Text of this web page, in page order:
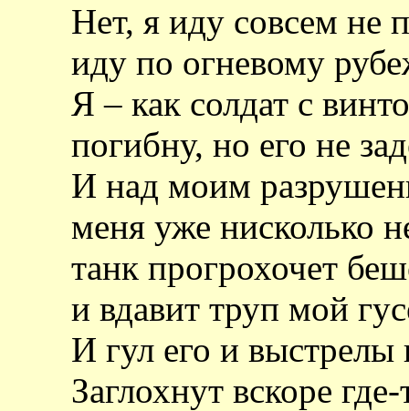
Нет, я иду совсем не
иду по огневому
Я – как солдат с
погибну, но его не
И над моим
меня уже нисколько
танк прогрохочет
и вдавит труп мой
И гул его и
Заглохнут вскоре